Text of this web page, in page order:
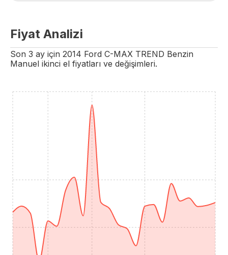
Fiyat Analizi
Son 3 ay için 2014 Ford C-MAX TREND Benzin
Manuel ikinci el fiyatları ve değişimleri.